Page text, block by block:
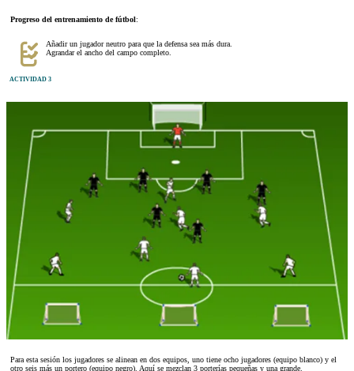
Progreso del entrenamiento de fútbol:
Añadir un jugador neutro para que la defensa sea más dura.
Agrandar el ancho del campo completo.
ACTIVIDAD 3
Para esta sesión los jugadores se alinean en dos equipos, uno tiene ocho jugadores (equipo blanco) y el
otro seis más un portero (equipo negro). Aquí se mezclan 3 porterías pequeñas y una grande.